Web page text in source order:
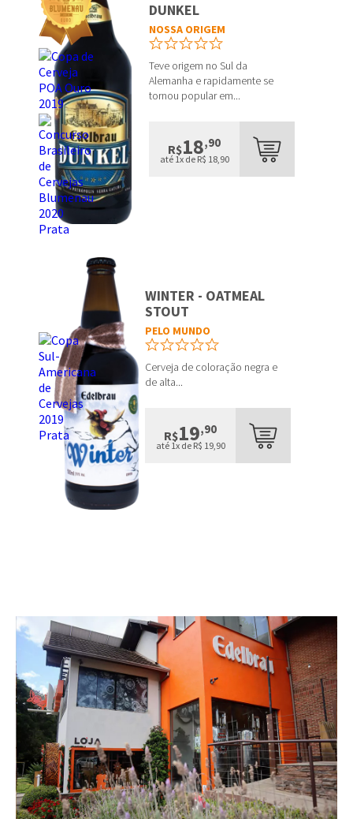
DUNKEL
NOSSA ORIGEM
Teve origem no Sul da
Alemanha e rapidamente se
tornou popular em...
R$18,90
até 1x de R$ 18,90
WINTER - OATMEAL
STOUT
PELO MUNDO
Cerveja de coloração negra e
de alta...
R$19,90
até 1x de R$ 19,90